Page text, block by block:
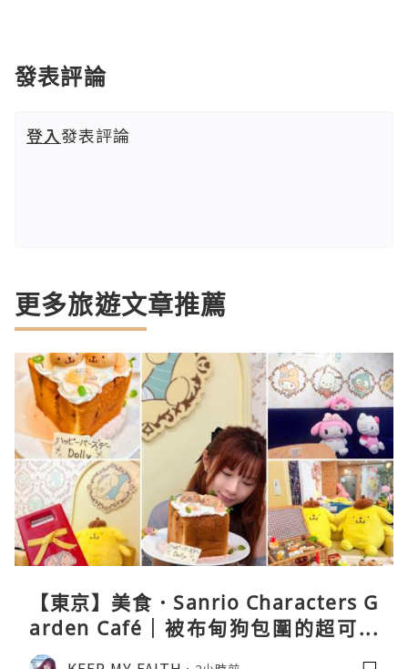
發表評論
登入發表評論
更多旅遊文章推薦
【東京】美食．Sanrio Characters G
arden Café｜被布甸狗包圍的超可愛
下午茶體驗